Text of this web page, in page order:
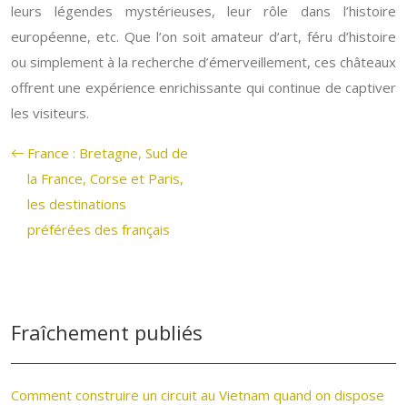
leurs légendes mystérieuses, leur rôle dans l’histoire
européenne, etc. Que l’on soit amateur d’art, féru d’histoire
ou simplement à la recherche d’émerveillement, ces châteaux
offrent une expérience enrichissante qui continue de captiver
les visiteurs.
France : Bretagne, Sud de
la France, Corse et Paris,
les destinations
préférées des français
Fraîchement publiés
Comment construire un circuit au Vietnam quand on dispose